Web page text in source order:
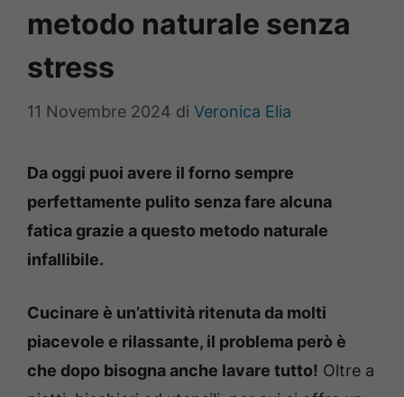
metodo naturale senza
stress
11 Novembre 2024 di Veronica Elia
Da oggi puoi avere il forno sempre
perfettamente pulito senza fare alcuna
fatica grazie a questo metodo naturale
infallibile.
Cucinare è un’attività ritenuta da molti
piacevole e rilassante, il problema però è
che dopo bisogna anche lavare tutto! Oltre a